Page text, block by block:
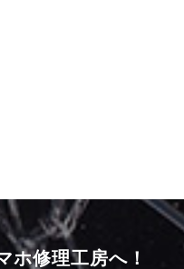
ホ修理工房へ！